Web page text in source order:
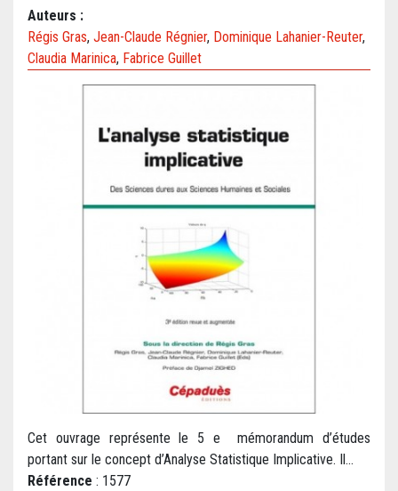
Auteurs :
Régis Gras, Jean-Claude Régnier, Dominique Lahanier-Reuter,
Claudia Marinica, Fabrice Guillet
Cet ouvrage représente le 5 e mémorandum d’études
portant sur le concept d’Analyse Statistique Implicative. Il...
Référence : 1577